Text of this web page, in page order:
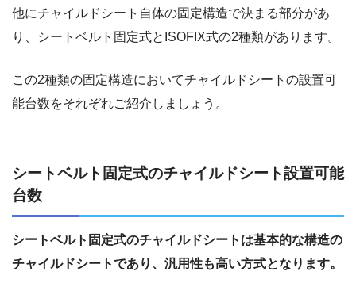
他にチャイルドシート自体の固定構造で決まる部分があ
り、シートベルト固定式とISOFIX式の2種類があります。
この2種類の固定構造においてチャイルドシートの設置可
能台数をそれぞれご紹介しましょう。
シートベルト固定式のチャイルドシート設置可能
台数
シートベルト固定式のチャイルドシートは基本的な構造の
チャイルドシートであり、汎用性も高い方式となります。